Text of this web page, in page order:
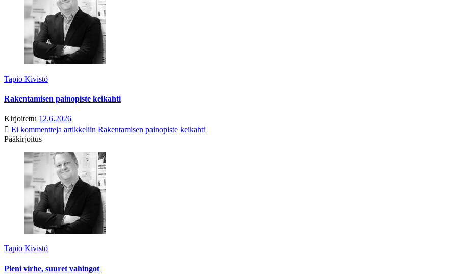
Tapio Kivistö
Rakentamisen painopiste keikahti
Kirjoitettu 12.6.2026
Ei kommentteja artikkeliin Rakentamisen painopiste keikahti
Pääkirjoitus
Tapio Kivistö
Pieni virhe, suuret vahingot